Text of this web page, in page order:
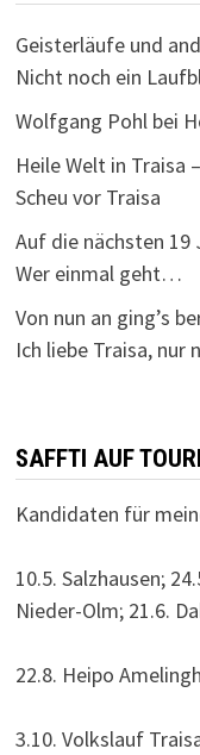
Geisterläufe und
Nicht noch ein
Wolfgang Pohlbei
Heile Welt in Traisa
Scheu vor Traisa
Auf die nächsten 19
Wer einmal geht…
Von nun an ging’s
Ich liebe Traisa,
SAFFTI AUF
Kandidaten für
10.5. Salzhausen;
Nieder-Olm; 21.6.
22.8. Heipo
3.10. Volkslauf